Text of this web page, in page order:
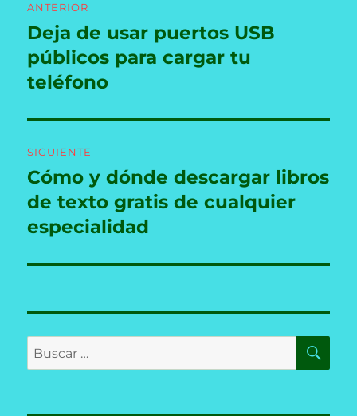
de
entradas
ANTERIOR
Entrada
anterior:
Deja de usar puertos USB
públicos para cargar tu
teléfono
SIGUIENTE
Entrada
siguiente:
Cómo y dónde descargar libros
de texto gratis de cualquier
especialidad
Buscar
por: